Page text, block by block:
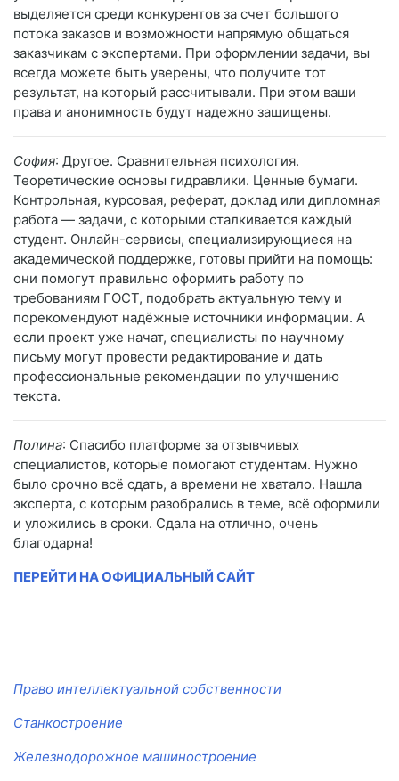
выделяется среди конкурентов за счет большого
потока заказов и возможности напрямую общаться
заказчикам с экспертами. При оформлении задачи, вы
всегда можете быть уверены, что получите тот
результат, на который рассчитывали. При этом ваши
права и анонимность будут надежно защищены.
София: Другое. Сравнительная психология.
Теоретические основы гидравлики. Ценные бумаги.
Контрольная, курсовая, реферат, доклад или дипломная
работа — задачи, с которыми сталкивается каждый
студент. Онлайн-сервисы, специализирующиеся на
академической поддержке, готовы прийти на помощь:
они помогут правильно оформить работу по
требованиям ГОСТ, подобрать актуальную тему и
порекомендуют надёжные источники информации. А
если проект уже начат, специалисты по научному
письму могут провести редактирование и дать
профессиональные рекомендации по улучшению
текста.
Полина: Спасибо платформе за отзывчивых
специалистов, которые помогают студентам. Нужно
было срочно всё сдать, а времени не хватало. Нашла
эксперта, с которым разобрались в теме, всё оформили
и уложились в сроки. Сдала на отлично, очень
благодарна!
ПЕРЕЙТИ НА ОФИЦИАЛЬНЫЙ САЙТ
Право интеллектуальной собственности
Станкостроение
Железнодорожное машиностроение